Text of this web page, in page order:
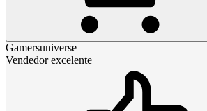
Gamersuniverse
Vendedor excelente